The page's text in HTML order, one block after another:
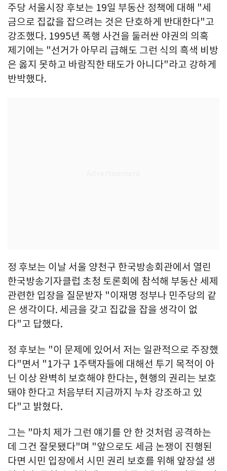
주당 서울시장 후보는 19일 부동산 정책에 대해 "세
금으로 집값을 잡으려는 것은 단호하게 반대한다"고
강조했다. 1995년 폭행 사건을 둘러싼 야권의 의혹
제기에는 "선거가 아무리 급해도 그런 식의 흑색 비방
은 옳지 못하고 바람직한 태도가 아니다"라고 강하게
반박했다.
정 후보는 이날 서울 양천구 한국방송회관에서 열린
한국방송기자클럽 초청 토론회에 참석해 부동산 세제
관련한 입장을 질문받자 "이재명 정부나 민주당의 같
은 생각이다. 세금을 갖고 집값을 잡을 생각이 없
다"고 답했다.
정 후보는 "이 문제에 있어서 저는 일관적으로 주장했
다"면서 "1가구 1주택자들에 대해선 투기 목적이 아
닌 이상 완벽히 보호해야 한다는, 현행의 권리는 보호
돼야 한다고 처음부터 지금까지 누차 강조하고 있
다"고 밝혔다.
그는 "마치 제가 그런 얘기를 안 한 것처럼 공격하는
데 그건 잘못됐다"며 "앞으로도 세금 논쟁이 진행된
다면 시민 입장에서 시민 권리 보호를 위해 앞장설 생